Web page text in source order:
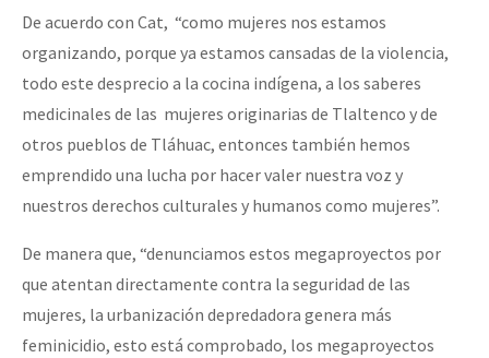
De acuerdo con Cat, “como mujeres nos estamos
organizando, porque ya estamos cansadas de la violencia,
todo este desprecio a la cocina indígena, a los saberes
medicinales de las mujeres originarias de Tlaltenco y de
otros pueblos de Tláhuac, entonces también hemos
emprendido una lucha por hacer valer nuestra voz y
nuestros derechos culturales y humanos como mujeres”.
De manera que, “denunciamos estos megaproyectos por
que atentan directamente contra la seguridad de las
mujeres, la urbanización depredadora genera más
feminicidio, esto está comprobado, los megaproyectos